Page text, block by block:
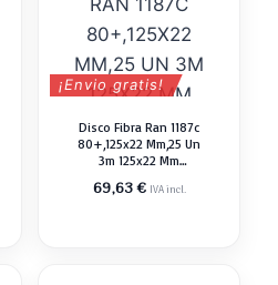
¡Envio gratis!
Disco Fibra Ran 1187c
80+,125x22 Mm,25 Un
3m 125x22 Mm
69,63€ IVA incl.